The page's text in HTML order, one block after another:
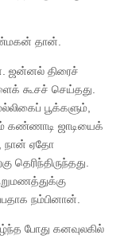
தான்.
ஜன்னல் திரைச்
கூசச் செய்தது.
பூக்களும்,
கண்ணாடி ஜாடியைக்
நான் ஏதோ
நம்பினான்.
போது கனவுலகில்